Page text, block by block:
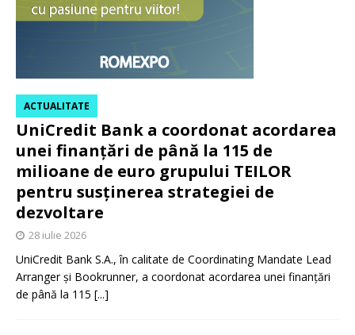
UniCredit Bank a coordonat acordarea
unei finanțări de până la 115 de
milioane de euro grupului TEILOR
pentru susținerea strategiei de
dezvoltare
ACTUALITATE
28 iulie 2026
UniCredit Bank S.A., în calitate de Coordinating Mandate Lead
Arranger și Bookrunner, a coordonat acordarea unei finanțări
de până la 115 [...]